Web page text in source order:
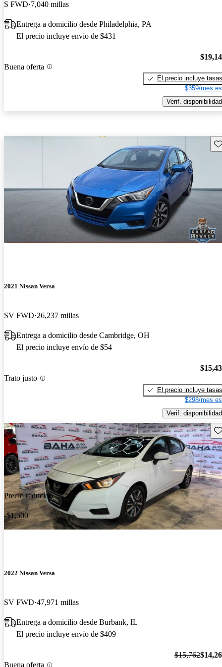
S FWD 7,040 millas
Entrega a domicilio desde Philadelphia, PA
El precio incluye envío de $431
Buena oferta
El precio incluye tasas
$359/mes
Verif. disponibilidad
2021 Nissan Versa
SV FWD 26,237 millas
Entrega a domicilio desde Cambridge, OH
El precio incluye envío de $54
Trato justo
El precio incluye tasas
$298/mes
Verif. disponibilidad
Precio reducido
-$1,500
2022 Nissan Versa
SV FWD 47,971 millas
Entrega a domicilio desde Burbank, IL
El precio incluye envío de $409
Buena oferta
$15,762